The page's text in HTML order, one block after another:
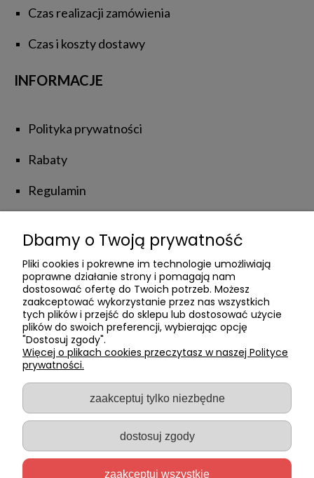
Czas realizacji zamówienia
Czas i koszty dostawy
INFORMACJE
Polityka prywatności
Rabaty
Regulamin
NATUROLOVE
Kontakt z Nami
Poznajmy się
Private Label
2026 © naturalove.pl - Wszelkie prawa zastrzeżone
Sklep internetowy Shoper.pl
Dbamy o Twoją prywatność
Pliki cookies i pokrewne im technologie umożliwiają
poprawne działanie strony i pomagają nam
dostosować ofertę do Twoich potrzeb. Możesz
zaakceptować wykorzystanie przez nas wszystkich
tych plików i przejść do sklepu lub dostosować użycie
plików do swoich preferencji, wybierając opcję
"Dostosuj zgody".
Więcej o plikach cookies przeczytasz w naszej Polityce
prywatności.
zaakceptuj tylko niezbędne
dostosuj zgody
zaakceptuj wszystkie